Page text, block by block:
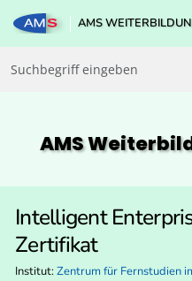
AMS
AMS
Intelligent
Zertifikat
Institut: Zentrum für Fernstudien